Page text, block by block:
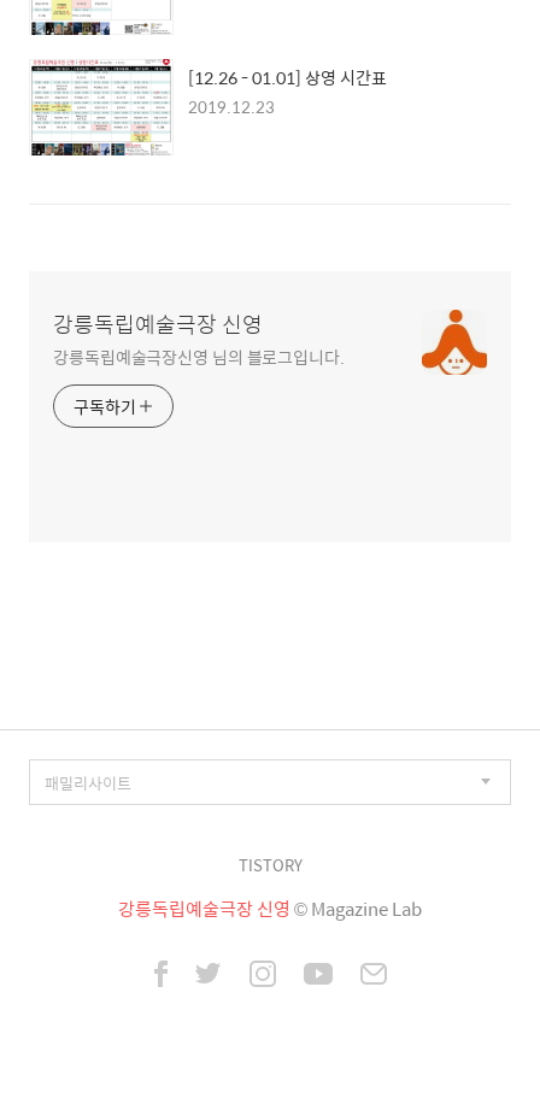
[12.26 - 01.01] 상영 시간표
2019.12.23
강릉독립예술극장 신영
강릉독립예술극장신영 님의 블로그입니다.
구독하기
TISTORY
강릉독립예술극장 신영 © Magazine Lab